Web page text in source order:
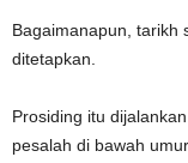
Bagaimanapun, tarikh
ditetapkan.
Prosiding itu
pesalah di bawah umur.